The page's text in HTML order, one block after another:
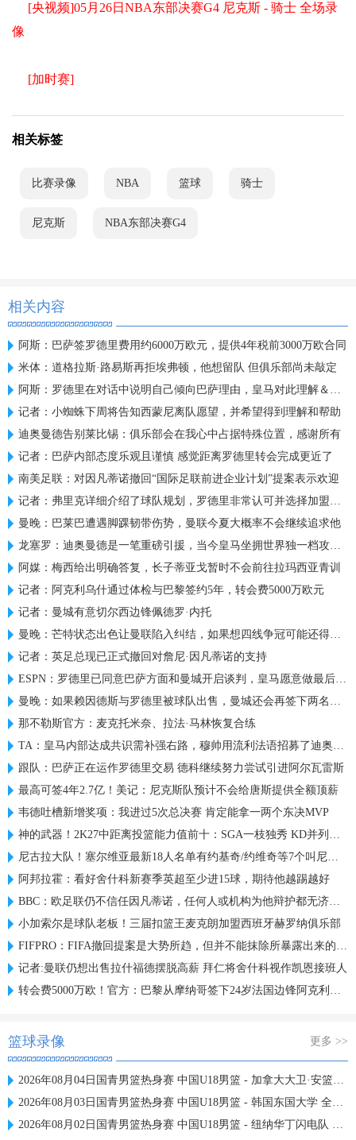
[央视频]05月26日NBA东部决赛G4 尼克斯 - 骑士 全场录
像
[加时赛]
相关标签
比赛录像 NBA 篮球 骑士
尼克斯 NBA东部决赛G4
相关内容
阿斯：巴萨签罗德里费用约6000万欧元，提供4年税前3000万欧合同
米体：道格拉斯·路易斯再拒埃弗顿，他想留队 但俱乐部尚未敲定
阿斯：罗德里在对话中说明自己倾向巴萨理由，皇马对此理解＆祝好
记者：小蜘蛛下周将告知西蒙尼离队愿望，并希望得到理解和帮助
迪奥曼德告别莱比锡：俱乐部会在我心中占据特殊位置，感谢所有
记者：巴萨内部态度乐观且谨慎 感觉距离罗德里转会完成更近了
南美足联：对因凡蒂诺撤回“国际足联前进企业计划”提案表示欢迎
记者：弗里克详细介绍了球队规划，罗德里非常认可并选择加盟巴萨
曼晚：巴莱巴遭遇脚踝韧带伤势，曼联今夏大概率不会继续追求他
龙塞罗：迪奥曼德是一笔重磅引援，当今皇马坐拥世界独一档攻击线
阿媒：梅西给出明确答复，长子蒂亚戈暂时不会前往拉玛西亚青训
记者：阿克利乌什通过体检与巴黎签约5年，转会费5000万欧元
记者：曼城有意切尔西边锋佩德罗·内托
曼晚：芒特状态出色让曼联陷入纠结，如果想四线争冠可能还得买人
记者：英足总现已正式撤回对詹尼·因凡蒂诺的支持
ESPN：罗德里已同意巴萨方面和曼城开启谈判，皇马愿意做最后尝试
曼晚：如果赖因德斯与罗德里被球队出售，曼城还会再签下两名中场
那不勒斯官方：麦克托米奈、拉法·马林恢复合练
TA：皇马内部达成共识需补强右路，穆帅用流利法语招募了迪奥曼德
跟队：巴萨正在运作罗德里交易 德科继续努力尝试引进阿尔瓦雷斯
最高可签4年2.7亿！美记：尼克斯队预计不会给唐斯提供全额顶薪
韦德吐槽新增奖项：我进过5次总决赛 肯定能拿一两个东决MVP
神的武器！2K27中距离投篮能力值前十：SGA一枝独秀 KD并列第三
尼古拉大队！塞尔维亚最新18人名单有约基奇/约维奇等7个叫尼古拉
阿邦拉霍：看好舍什科新赛季英超至少进15球，期待他越踢越好
BBC：欧足联仍不信任因凡蒂诺，任何人或机构为他辩护都无济于事
小加索尔是球队老板！三届扣篮王麦克朗加盟西班牙赫罗纳俱乐部
FIFPRO：FIFA撤回提案是大势所趋，但并不能抹除所暴露出来的问题
记者:曼联仍想出售拉什福德摆脱高薪 拜仁将舍什科视作凯恩接班人
转会费5000万欧！官方：巴黎从摩纳哥签下24岁法国边锋阿克利乌什
篮球录像 更多 >>
2026年08月04日国青男篮热身赛 中国U18男篮 - 加拿大大卫·安篮球学院 全场录像
2026年08月03日国青男篮热身赛 中国U18男篮 - 韩国东国大学 全场录像
2026年08月02日国青男篮热身赛 中国U18男篮 - 纽纳华丁闪电队 全场录像